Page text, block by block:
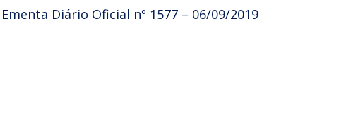
Ementa Diário Oficial nº 1577 – 06/09/2019